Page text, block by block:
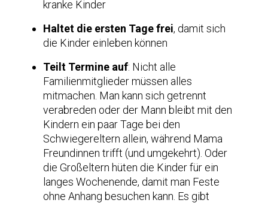
kranke Kinder
Haltet die ersten Tage frei, damit sich
die Kinder einleben können
Teilt Termine auf: Nicht alle
Familienmitglieder müssen alles
mitmachen. Man kann sich getrennt
verabreden oder der Mann bleibt mit den
Kindern ein paar Tage bei den
Schwiegereltern allein, während Mama
Freundinnen trifft (und umgekehrt). Oder
die Großeltern hüten die Kinder für ein
langes Wochenende, damit man Feste
ohne Anhang besuchen kann. Es gibt